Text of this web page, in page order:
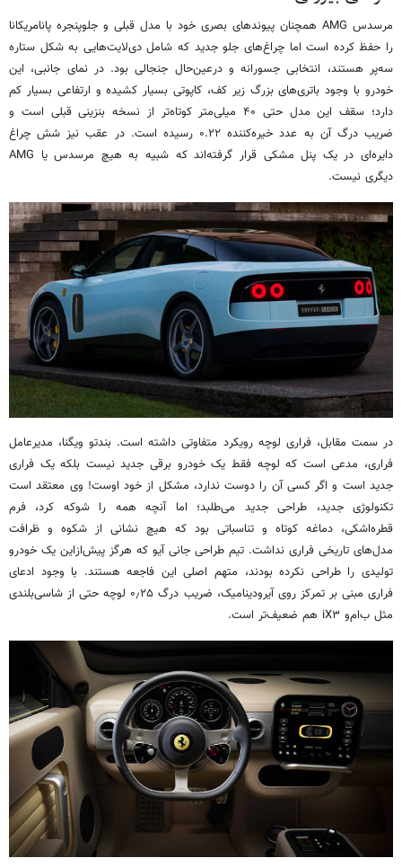
مرسدس AMG همچنان پیوندهای بصری خود با مدل قبلی و جلوپنجره پانامریکانا
را حفظ کرده است اما چراغ‌های جلو جدید که شامل دی‌لایت‌هایی به شکل ستاره
سه‌پر هستند، انتخابی جسورانه و درعین‌حال جنجالی بود. در نمای جانبی، این
خودرو با وجود باتری‌های بزرگ زیر کف، کاپوتی بسیار کشیده و ارتفاعی بسیار کم
دارد؛ سقف این مدل حتی ۴۰ میلی‌متر کوتاه‌تر از نسخه بنزینی قبلی است و
ضریب درگ آن به عدد خیره‌کننده ۰.۲۲ رسیده است. در عقب نیز شش چراغ
دایره‌ای در یک پنل مشکی قرار گرفته‌اند که شبیه به هیچ مرسدس یا AMG
دیگری نیست.
در سمت مقابل، فراری لوچه رویکرد متفاوتی داشته است. بندتو ویگنا، مدیرعامل
فراری، مدعی است که لوچه فقط یک خودرو برقی جدید نیست بلکه یک فراری
جدید است و اگر کسی آن را دوست ندارد، مشکل از خود اوست! وی معتقد است
تکنولوژی جدید، طراحی جدید می‌طلبد؛ اما آنچه همه را شوکه کرد، فرم
قطره‌اشکی، دماغه کوتاه و تناسباتی بود که هیچ نشانی از شکوه و ظرافت
مدل‌های تاریخی فراری نداشت. تیم طراحی جانی آیو که هرگز پیش‌ازاین یک خودرو
تولیدی را طراحی نکرده بودند، متهم اصلی این فاجعه هستند. با وجود ادعای
فراری مبنی بر تمرکز روی آیرودینامیک، ضریب درگ ۰٫۲۵ لوچه حتی از شاسی‌بلندی
مثل ب‌ام‌و iX۳ هم ضعیف‌تر است.